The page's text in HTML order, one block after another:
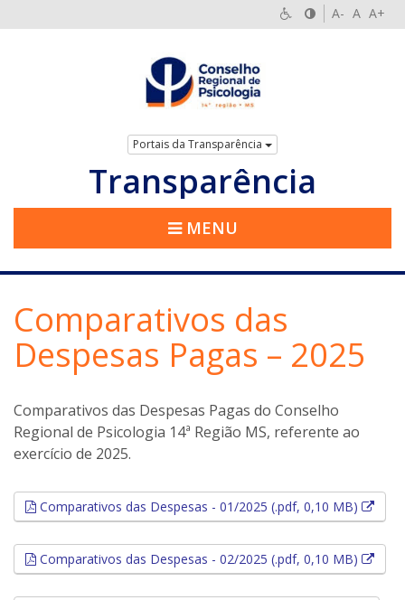
A- A A+
Portais da Transparência
Transparência
MENU
Comparativos das
Despesas Pagas – 2025
Comparativos das Despesas Pagas do Conselho
Regional de Psicologia 14ª Região MS, referente ao
exercício de 2025.
Comparativos das Despesas - 01/2025 (.pdf, 0,10 MB)
Comparativos das Despesas - 02/2025 (.pdf, 0,10 MB)